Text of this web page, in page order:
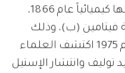
الكولين عام 1864، وتم تصنيعها كيميائياً عام 1866،
فيتامين (ب)، وذلك
بسبب التشابه بينهما، في عام 1975 اكتشف العلماء
توليف وانتشار الإستيل